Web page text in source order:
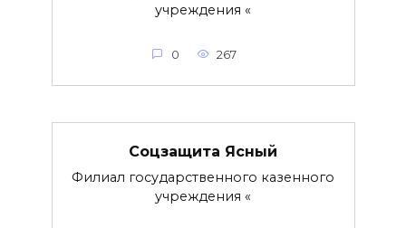
учреждения «
0 267
Соцзащита Ясный
Филиал государственного казенного
учреждения «